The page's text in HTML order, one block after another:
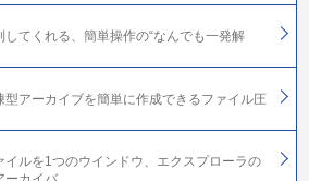
てくれる、簡単操作の“なんでも一発解
型アーカイブを簡単に作成できるファイル圧
イルを1つのウインドウ、エクスプローラの